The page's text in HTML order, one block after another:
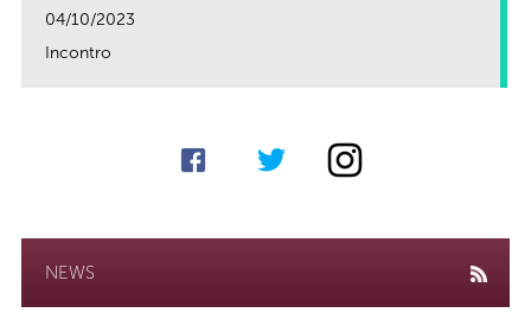
04/10/2023
Incontro
NEWS